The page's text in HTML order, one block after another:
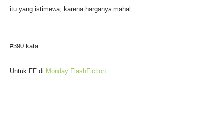
itu yang istimewa, karena harganya mahal.
#390 kata
Untuk FF di Monday FlashFiction